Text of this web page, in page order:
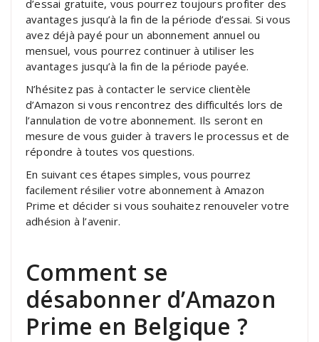
d’essai gratuite, vous pourrez toujours profiter des
avantages jusqu’à la fin de la période d’essai. Si vous
avez déjà payé pour un abonnement annuel ou
mensuel, vous pourrez continuer à utiliser les
avantages jusqu’à la fin de la période payée.
N’hésitez pas à contacter le service clientèle
d’Amazon si vous rencontrez des difficultés lors de
l’annulation de votre abonnement. Ils seront en
mesure de vous guider à travers le processus et de
répondre à toutes vos questions.
En suivant ces étapes simples, vous pourrez
facilement résilier votre abonnement à Amazon
Prime et décider si vous souhaitez renouveler votre
adhésion à l’avenir.
Comment se
désabonner d’Amazon
Prime en Belgique ?